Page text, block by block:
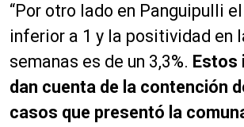
“Por otro lado en Panguipulli el
inferior a 1 y la positividad en
semanas es de un 3,3%. Estos
dan cuenta de la contención
casos que presentó la